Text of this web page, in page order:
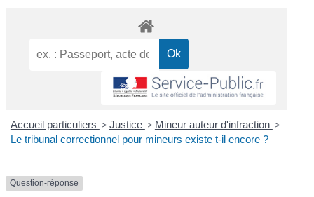
Accueil particuliers > Justice > Mineur auteur d'infraction >
Le tribunal correctionnel pour mineurs existe t-il encore ?
Question-réponse